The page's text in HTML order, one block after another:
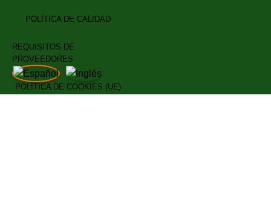
POLÍTICA DE CALIDAD
REQUISITOS DE
PROVEEDORES
POLÍTICA DE COOKIES (UE)